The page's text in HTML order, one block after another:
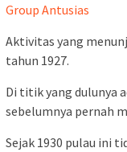
Group Antusias
Aktivitas yang
tahun 1927.
Di titik yang dulunya
sebelumnya pernah
Sejak 1930 pulau ini